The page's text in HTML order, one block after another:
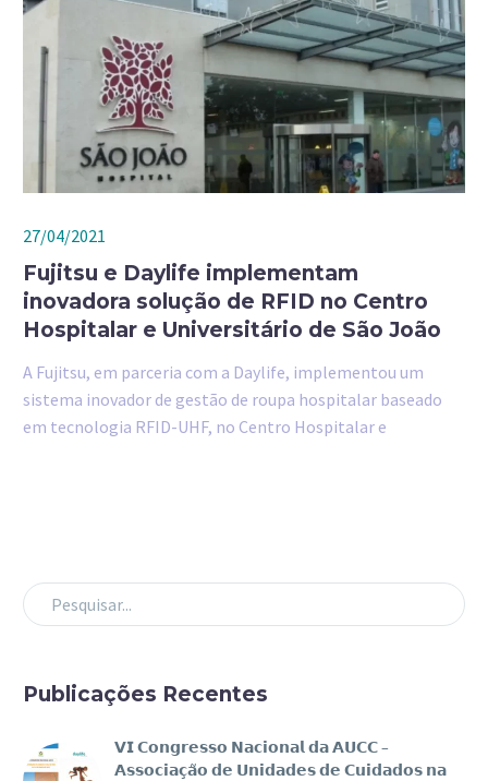
27/04/2021
Fujitsu e Daylife implementam
inovadora solução de RFID no Centro
Hospitalar e Universitário de São João
A Fujitsu, em parceria com a Daylife, implementou um
sistema inovador de gestão de roupa hospitalar baseado
em tecnologia RFID-UHF, no Centro Hospitalar e
Publicações Recentes
𝗩𝗜 𝗖𝗼𝗻𝗴𝗿𝗲𝘀𝘀𝗼 𝗡𝗮𝗰𝗶𝗼𝗻𝗮𝗹 𝗱𝗮 𝗔𝗨𝗖𝗖 –
𝗔𝘀𝘀𝗼𝗰𝗶𝗮𝗰̧𝗮̃𝗼 𝗱𝗲 𝗨𝗻𝗶𝗱𝗮𝗱𝗲𝘀 𝗱𝗲 𝗖𝘂𝗶𝗱𝗮𝗱𝗼𝘀 𝗻𝗮